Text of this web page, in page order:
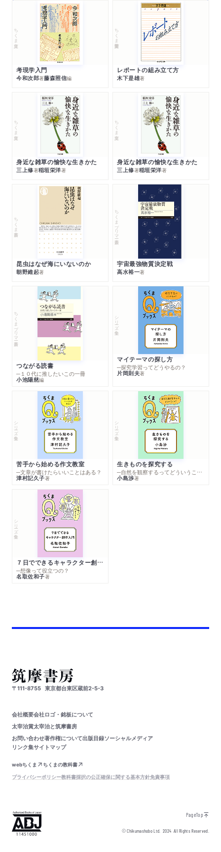
ちくま文庫
考現学入門
今和次郎著藤森照信編
ちくま学芸文庫
レポートの組み立て方
木下是雄著
ちくま文庫
身近な雑草の愉快な生きかた
三上修著稲垣栄洋著
ちくま文庫
身近な雑草の愉快な生きかた
三上修著稲垣栄洋著
ちくま新書
昆虫はなぜ海にいないのか
朝野維起著
ちくまプリマー新書
宇宙最強物質決定戦
高水裕一著
ちくまプリマー新書
つながる読書
─１０代に推したいこの一冊
小池陽慈編
シリーズ・全集
マイテーマの探し方
─探究学習ってどうやるの？
片岡則夫著
シリーズ・全集
苦手から始める作文教室
─文章が書けたらいいことはある？
津村記久子著
シリーズ・全集
生きものを探究する
─自然を観察するってどういうこと？
小島渉著
シリーズ・全集
７日でできるキャラクター創作入門
─想像って役立つの？
名取佐和子著
〒111-8755 東京都台東区蔵前2-5-3
会社概要会社ロゴ・銘板について
太宰治賞太宰治と筑摩書房
お問い合わせ著作権について出版目録ソーシャルメディア
リンク集サイトマップ
webちくま
ちくまの教科書
プライバシーポリシー教科書採択の公正確保に関する基本方針免責事項
PageTop
© Chikumashobo Ltd.2024 All Rights Reserved.